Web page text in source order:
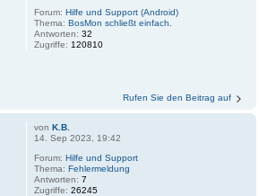
Forum: Hilfe und Support (Android)
Thema: BosMon schließt einfach.
Antworten: 32
Zugriffe: 120810
Rufen Sie den Beitrag auf
von K.B.
14. Sep 2023, 19:42
Forum: Hilfe und Support
Thema: Fehlermeldung
Antworten: 7
Zugriffe: 26245